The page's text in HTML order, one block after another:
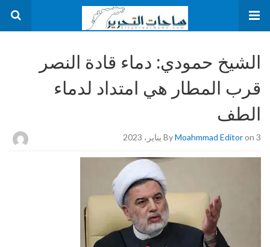
الشيخ حمودي: دماء قادة النصر
قرب المطار هي امتداد لدماء
الطف
ByMoahmmad Editoron 3 يناير، 2023